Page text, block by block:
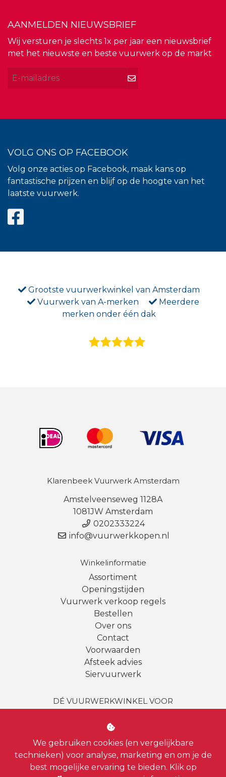
We gebruiken cookies (en vergelijkbare
technieken) voor analyse, marketing en om je de
best mogelijke ervaring te bieden. Klik op
AANMELDEN NIEUWSBRIEF
Wij versturen je slechts 1x per jaar een nieuwsbrief
met het nieuwste en beste vuurwerk op de markt
VOLG ONS OP FACEBOOK
Volg onze acties op Facebook, maak kans op
fantastische prijzen en blijf op de hoogte van het
laatste vuurwerk.
Grootste vuurwerkwinkel van Amsterdam
Vuurwerk van A-merken
Meerdere
merken onder één dak
Klarenbeek Vuurwerk Amsterdam
Amstelveenseweg 1128A
1081JW Amsterdam
0202333224
info@vuurwerkkopen.nl
Winkelinformatie
Assortiment
Openingstijden
Vuurwerk verkoop regels
Bestellen
Over ons
Contact
Voorwaarden
Afsteek advies
Siervuurwerk
DÉ VUURWERKWINKEL VOOR
Badhoevedorp
Diemen| Weesp| Hilversum |Aalsmeer|Vinkeveen
| Zandvoort |Hoofddorp| Zaandam